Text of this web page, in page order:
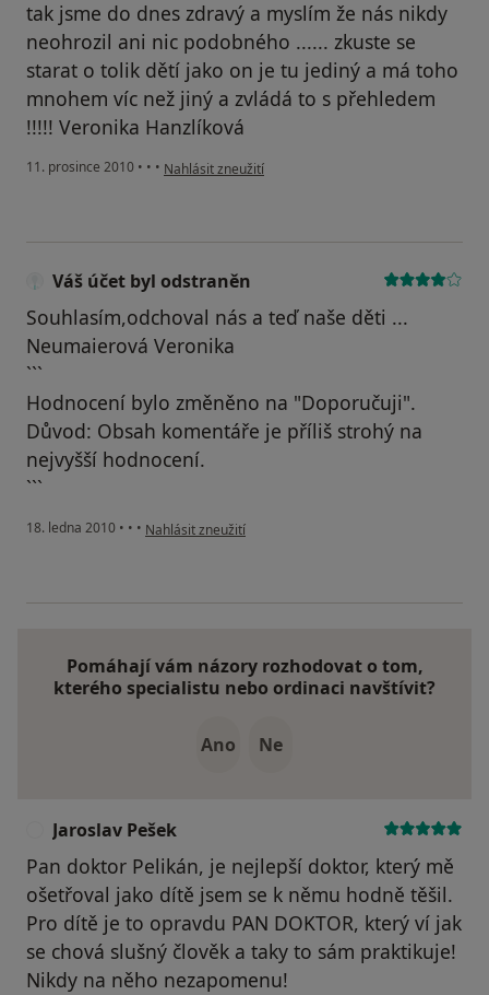
tak jsme do dnes zdravý a myslím že nás nikdy
neohrozil ani nic podobného ...... zkuste se
starat o tolik dětí jako on je tu jediný a má toho
mnohem víc než jiný a zvládá to s přehledem
!!!!! Veronika Hanzlíková
11. prosince 2010 • • • podle názoru uživatele Váš účet byl odstraněn
Nahlásit zneužití
Váš účet byl odstraněn
Souhlasím,odchoval nás a teď naše děti ...
Neumaierová Veronika
```
Hodnocení bylo změněno na "Doporučuji".
Důvod: Obsah komentáře je příliš strohý na
nejvyšší hodnocení.
```
18. ledna 2010 • • • podle názoru uživatele Váš účet byl odstraněn
Nahlásit zneužití
Pomáhají vám názory rozhodovat o tom,
kterého specialistu nebo ordinaci navštívit?
Ano Ne
Jaroslav Pešek
Pan doktor Pelikán, je nejlepší doktor, který mě
ošetřoval jako dítě jsem se k němu hodně těšil.
Pro dítě je to opravdu PAN DOKTOR, který ví jak
se chová slušný člověk a taky to sám praktikuje!
Nikdy na něho nezapomenu!